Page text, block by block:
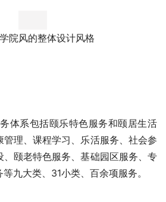
意境，让人一进入社区就回想起那段
。